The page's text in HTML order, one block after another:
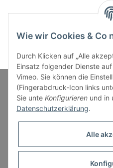
Informationen
Wie wir Cookies & Co
Durch Klicken auf „Alle
Einsatz folgender Dienste
Vimeo. Sie können die
(Fingerabdruck-Icon links
Sie unte Konfigurieren und in
Datenschutzerklärung.
Alle